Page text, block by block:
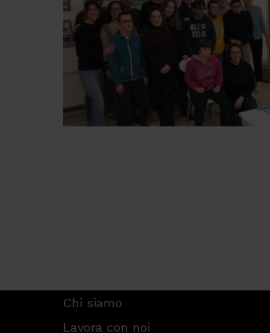
Chi siamo
Lavora con noi